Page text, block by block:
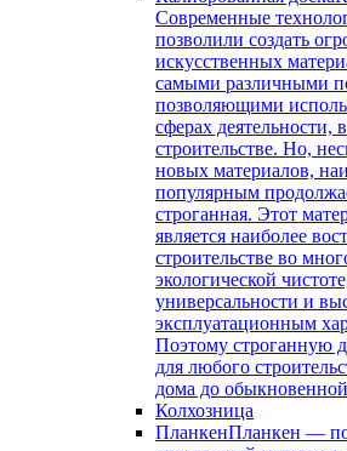
Современные
позволили создать
искусственных
самыми различными
позволяющими
сферах деятельности,
строительстве. Но,
новых материалов,
популярным
строганная. Этот
является наиболее
строительстве во
экологической
универсальности и
эксплуатационным
Поэтому строганную
для любого
дома до
Колхозница
ПланкенПланкен —